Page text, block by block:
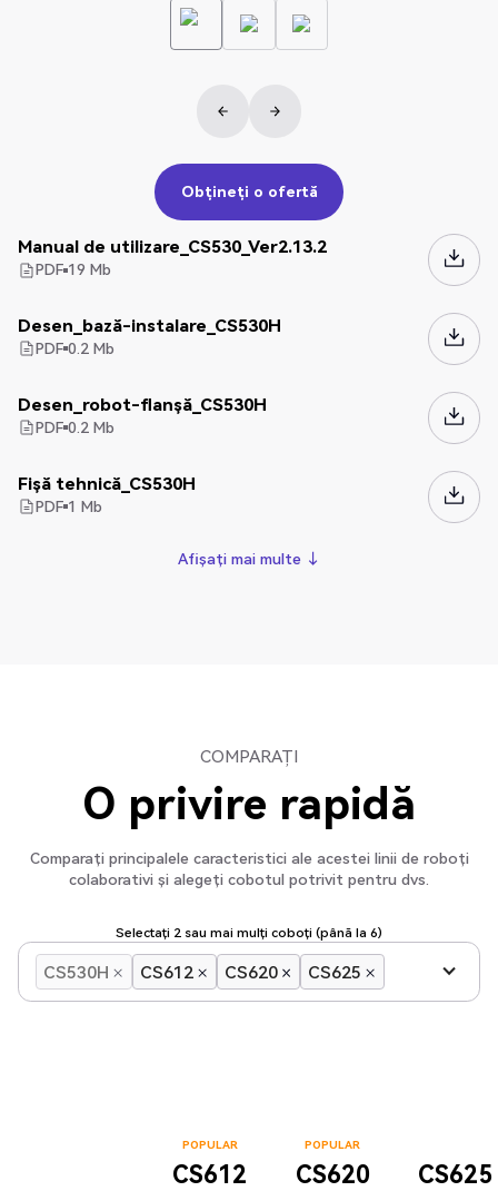
Obțineți o ofertă
Obțineți o ofertă
Manual de utilizare_CS530_Ver2.13.2
PDF 19 Mb
Desen_bază-instalare_CS530H
PDF 0.2Mb
Desen_robot-flanșă_CS530H
PDF 0.2Mb
Fișă tehnică_CS530H
PDF 1 Mb
Afișați mai multe ↓
COMPARAȚI
O privire rapidă
Comparați principalele caracteristici ale acestei linii de roboți
colaborativi și alegeți cobotul potrivit pentru dvs.
Selectați 2 sau mai mulți coboți (până la 6)
CS530H CS612 CS620 CS625
POPULAR
CS612
POPULAR
CS620 CS625